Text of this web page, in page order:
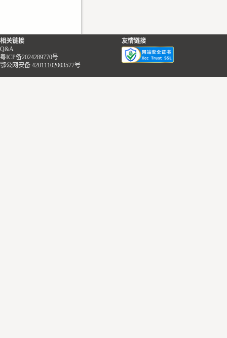
相关链接
Q&A
粤ICP备2024289770号
鄂公网安备 42011102003577号
友情链接